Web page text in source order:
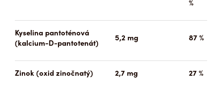
%
Kyselina pantoténová
(kalcium-D-pantotenát)
5,2 mg 87 %
Zinok (oxid zinočnatý) 2,7 mg 27 %